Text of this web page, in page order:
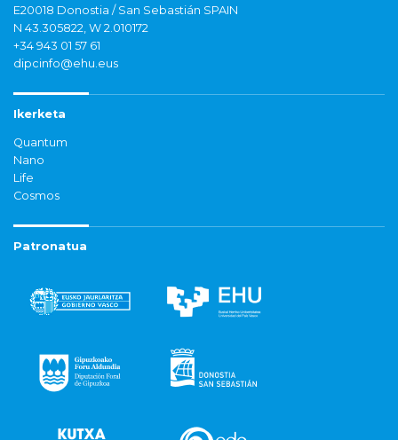
E20018 Donostia / San Sebastián SPAIN
N 43.305822, W 2.010172
+34 943 01 57 61
dipcinfo@ehu.eus
Ikerketa
Quantum
Nano
Life
Cosmos
Patronatua